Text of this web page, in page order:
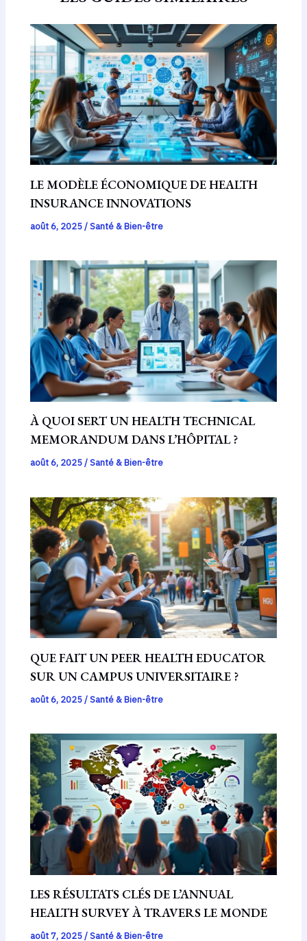
LE MODÈLE ÉCONOMIQUE DE HEALTH
INSURANCE INNOVATIONS
août 6, 2025/Santé & Bien-être
À QUOI SERT UN HEALTH TECHNICAL
MEMORANDUM DANS L’HÔPITAL ?
août 6, 2025/Santé & Bien-être
QUE FAIT UN PEER HEALTH EDUCATOR
SUR UN CAMPUS UNIVERSITAIRE ?
août 6, 2025/Santé & Bien-être
LES RÉSULTATS CLÉS DE L’ANNUAL
HEALTH SURVEY À TRAVERS LE MONDE
août 7, 2025/Santé & Bien-être